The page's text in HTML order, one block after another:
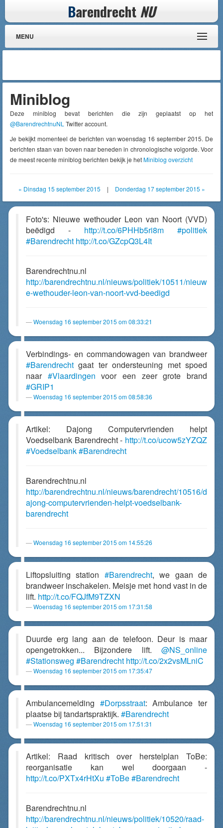
Barendrecht NU
MENU
Miniblog
Deze miniblog bevat berichten die zijn geplaatst op het
@BarendrechtnuNL Twitter account.
Je bekijkt momenteel de berichten van woensdag 16 september 2015. De
berichten staan van boven naar beneden in chronologische volgorde. Voor
de meest recente miniblog berichten bekijk je hetMiniblog overzicht
« Dinsdag 15 september 2015 | Donderdag 17 september 2015 »
Foto's: Nieuwe wethouder Leon van Noort (VVD)
beëdigd - http://t.co/6PHHb5ri8m
#politiek
#Barendrecht http://t.co/GZcpQ3L4It
Barendrechtnu.nl
http://barendrechtnu.nl/nieuws/politiek/10511/nieuw
e-wethouder-leon-van-noort-vvd-beedigd
Woensdag 16 september 2015 om 08:33:21
Verbindings- en commandowagen van brandweer
#Barendrecht gaat ter ondersteuning met spoed
naar #Vlaardingen voor een zeer grote brand
#GRIP1
Woensdag 16 september 2015 om 08:58:36
Artikel: Dajong Computervrienden helpt
Voedselbank Barendrecht - http://t.co/ucow5zYZQZ
#Voedselbank#Barendrecht
Barendrechtnu.nl
http://barendrechtnu.nl/nieuws/barendrecht/10516/d
ajong-computervrienden-helpt-voedselbank-
barendrecht
Woensdag 16 september 2015 om 14:55:26
Liftopsluiting station #Barendrecht, we gaan de
brandweer inschakelen. Meisje met hond vast in de
lift. http://t.co/FQJfM9TZXN
Woensdag 16 september 2015 om 17:31:58
Duurde erg lang aan de telefoon. Deur is maar
opengetrokken... Bijzondere lift. @NS_online
#Stationsweg #Barendrecht http://t.co/2x2vsMLniC
Woensdag 16 september 2015 om 17:35:47
Ambulancemelding #Dorpsstraat: Ambulance ter
plaatse bij tandartspraktijk. #Barendrecht
Woensdag 16 september 2015 om 17:51:31
Artikel: Raad kritisch over herstelplan ToBe:
reorganisatie kan wel doorgaan -
http://t.co/PXTx4rHtXu #ToBe#Barendrecht
Barendrechtnu.nl
http://barendrechtnu.nl/nieuws/politiek/10520/raad-